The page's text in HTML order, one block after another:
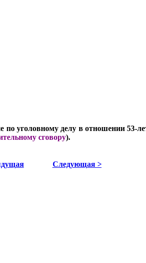
по уголовному делу в отношении
сговору).
Следующая >